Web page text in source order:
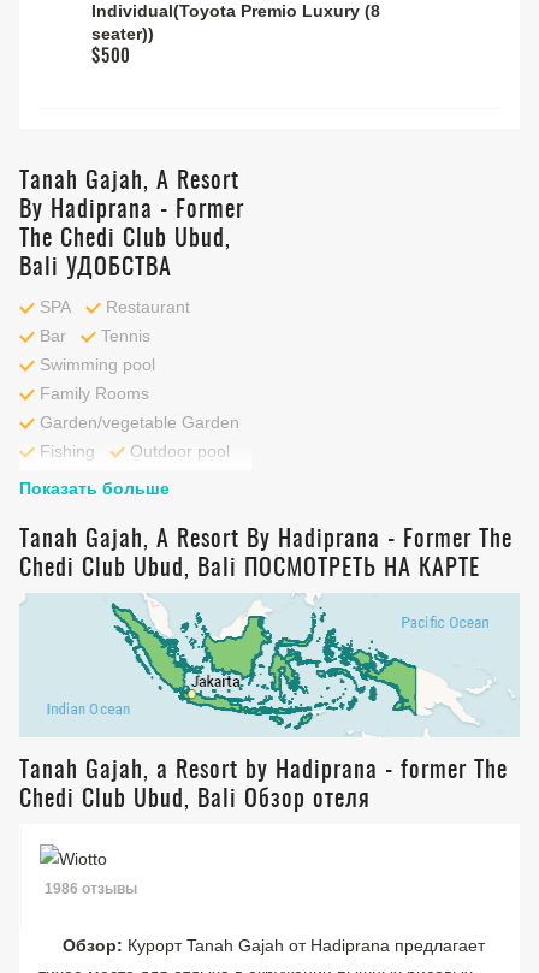
Individual(Toyota Premio Luxury (8
seater))
$500
Tanah Gajah, A Resort
By Hadiprana - Former
The Chedi Club Ubud,
Bali УДОБСТВА
SPA
Restaurant
Bar
Tennis
Swimming pool
Family Rooms
Garden/vegetable Garden
Fishing
Outdoor pool
Показать больше
Tanah Gajah, A Resort By Hadiprana - Former The
Chedi Club Ubud, Bali ПОСМОТРЕТЬ НА КАРТЕ
Tanah Gajah, a Resort by Hadiprana - former The
Chedi Club Ubud, Bali Обзор отеля
Обзор: Курорт Tanah Gajah от Hadiprana предлагает
1986 отзывы